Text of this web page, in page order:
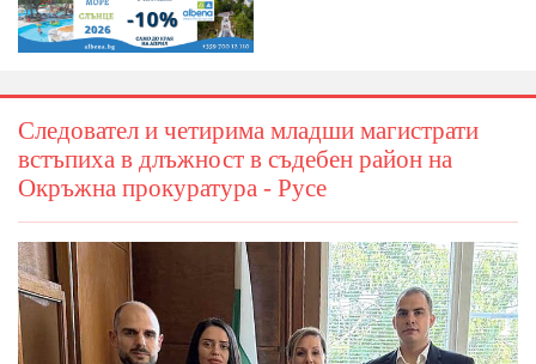
Следовател и четирима младши магистрати
встъпиха в длъжност в съдебен район на
Окръжна прокуратура - Русе